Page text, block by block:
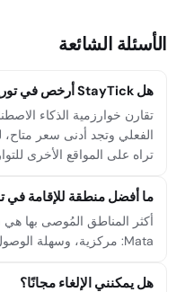
الأسئلة الشائعة
هل StayTick أرخص في توريبييخا؟
تقارن خوارزمية الذكاء
الفعلي وتجد أدنى سعر متاح،
تراه على المواقع الأخرى
ما أفضل منطقة للإقامة في
Mata: مركزية، وسهلة الوصول، وبأفضل قيمة مقابل السعر.
هل يمكنني الإلغاء مجانًا؟